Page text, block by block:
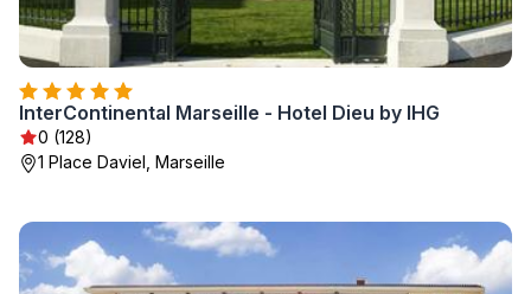
InterContinental Marseille - Hotel Dieu by IHG
0 (128)
1 Place Daviel, Marseille